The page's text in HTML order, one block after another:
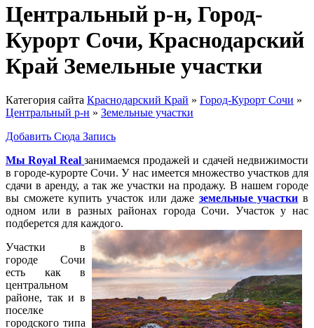
Центральный р-н, Город-
Курорт Сочи, Краснодарский
Край Земельные участки
Категория сайта Краснодарский Край » Город-Курорт Сочи »
Центральный р-н » Земельные участки
Добавить Сюда Запись
Мы Royal Real занимаемся продажей и сдачей недвижимости
в городе-курорте Сочи. У нас имеется множество участков для
сдачи в аренду, а так же участки на продажу. В нашем городе
вы сможете купить участок или даже земельные участки в
одном или в разных районах города Сочи. Участок у нас
подберется для каждого.
Участки в
городе Сочи
есть как в
центральном
районе, так и в
поселке
городского типа